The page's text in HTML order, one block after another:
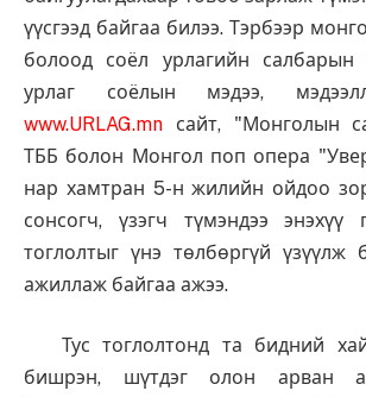
үүсгээд байгаа билээ. Тэрбээр
болоод соёл урлагийн салбарын
урлаг соёлын мэдээ,
www.URLAG.mn сайт, "Монголын
ТББ болон Монгол поп опера
нар хамтран 5-н жилийн ойдоо
сонсогч, үзэгч түмэндээ энэхүү
тоглолтыг үнэ төлбөргүй үзүүлж
ажиллаж байгаа ажээ.
Тус тоглолтонд та бидний
бишрэн, шүтдэг олон арван